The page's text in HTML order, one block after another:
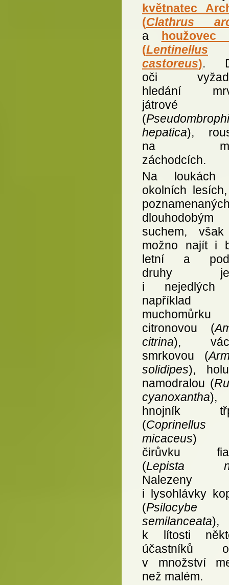
květnatec
(Clathrus
a
houžovec
(Lentinellus
castoreus).
oči
hledání
játrové
(
hepatica),
na
záchodcích.
Na
okolních
dlouhodobým
suchem,
možno najít i
letní a
druhy
i nejedlých
například
muchomůrku
citronovou (
citrina),
smrkovou (
solidipes),
namodralou (
cyanoxantha),
hnojník
(Coprinellus
micaceus)
čirůvku
(Lepista
Nalezeny
i lysohlávky
(Psilocybe
semilanceata),
k lítosti
účastníků
v množství
než malém.